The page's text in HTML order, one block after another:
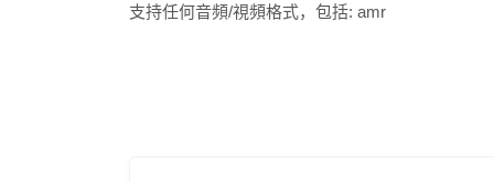
支持任何音頻/視頻格式，包括: amr